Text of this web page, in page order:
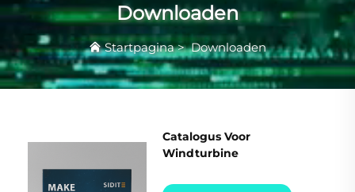
Downloaden
Startpagina>Downloaden
Catalogus Voor
Windturbine